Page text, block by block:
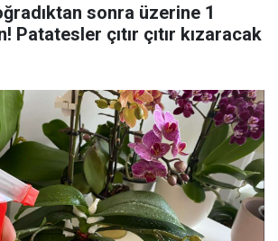
sonra üzerine 1
Patatesler çıtır çıtır kızaracak